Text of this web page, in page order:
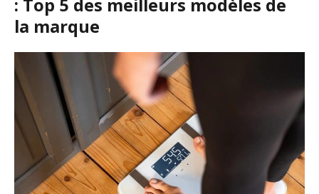
: Top 5 des meilleurs modèles de
la marque